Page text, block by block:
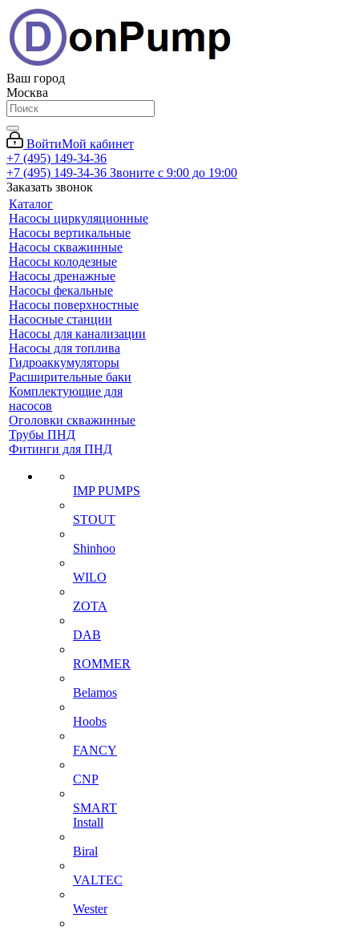
Ваш город
Москва
ВойтиМой кабинет
+7 (495) 149-34-36
+7 (495) 149-34-36 Звоните с 9:00 до 19:00
Заказать звонок
Каталог
Насосы циркуляционные
Насосы вертикальные
Насосы скважинные
Насосы колодезные
Насосы дренажные
Насосы фекальные
Насосы поверхностные
Насосные станции
Насосы для канализации
Насосы для топлива
Гидроаккумуляторы
Расширительные баки
Комплектующие для
насосов
Оголовки скважинные
Трубы ПНД
Фитинги для ПНД
IMP PUMPS
STOUT
Shinhoo
WILO
ZOTA
DAB
ROMMER
Belamos
Hoobs
FANCY
CNP
SMART
Install
Biral
VALTEC
Wester